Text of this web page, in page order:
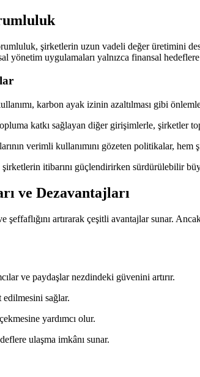
şirketlerin uzun vadeli değer üretimini
uygulamaları yalnızca finansal
karbon ayak izinin azaltılması gibi
katkı sağlayan diğer girişimlerle, şirketler
verimli kullanımını gözeten politikalar,
itibarını güçlendirirken sürdürülebilir
ve Dezavantajları
artırarak çeşitli avantajlar sunar.
ve paydaşlar nezdindeki güvenini artırır.
sağlar.
yardımcı olur.
ulaşma imkânı sunar.